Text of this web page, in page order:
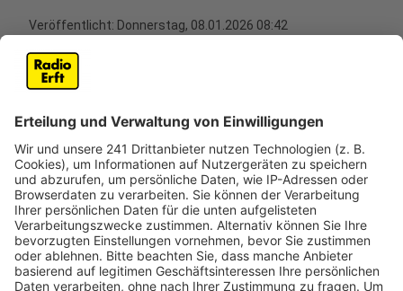
Veröffentlicht: Donnerstag, 08.01.2026 08:42
Anzeige
Schnee und Minustemperaturen regelmäßig zu
Bränden ausrücken. Das Winterwetter bringt dabei
einige Herausforderungen mit sich, insbesondere für
die Einsatzkräfte vor Ort.
Die größte Gefahr sieht der Kreisbrandmeister im
Rhein-Erft-Kreis aktuell in den erschwerten